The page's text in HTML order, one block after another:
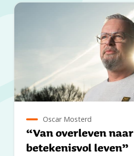
Oscar Mosterd
“Van overleven naar
betekenisvol leven”